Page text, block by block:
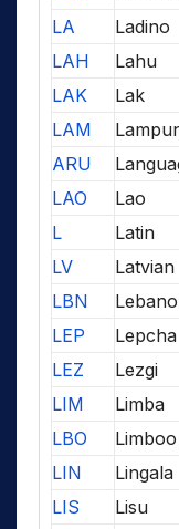
LA
Ladino
LAH
Lahu
LAK
Lak
LAM
ARU
LAO
Lao
L
Latin
LV
Latvian
LBN
LEP
Lepcha
LEZ
Lezgi
LIM
Limba
LBO
LIN
Lingala
LIS
Lisu